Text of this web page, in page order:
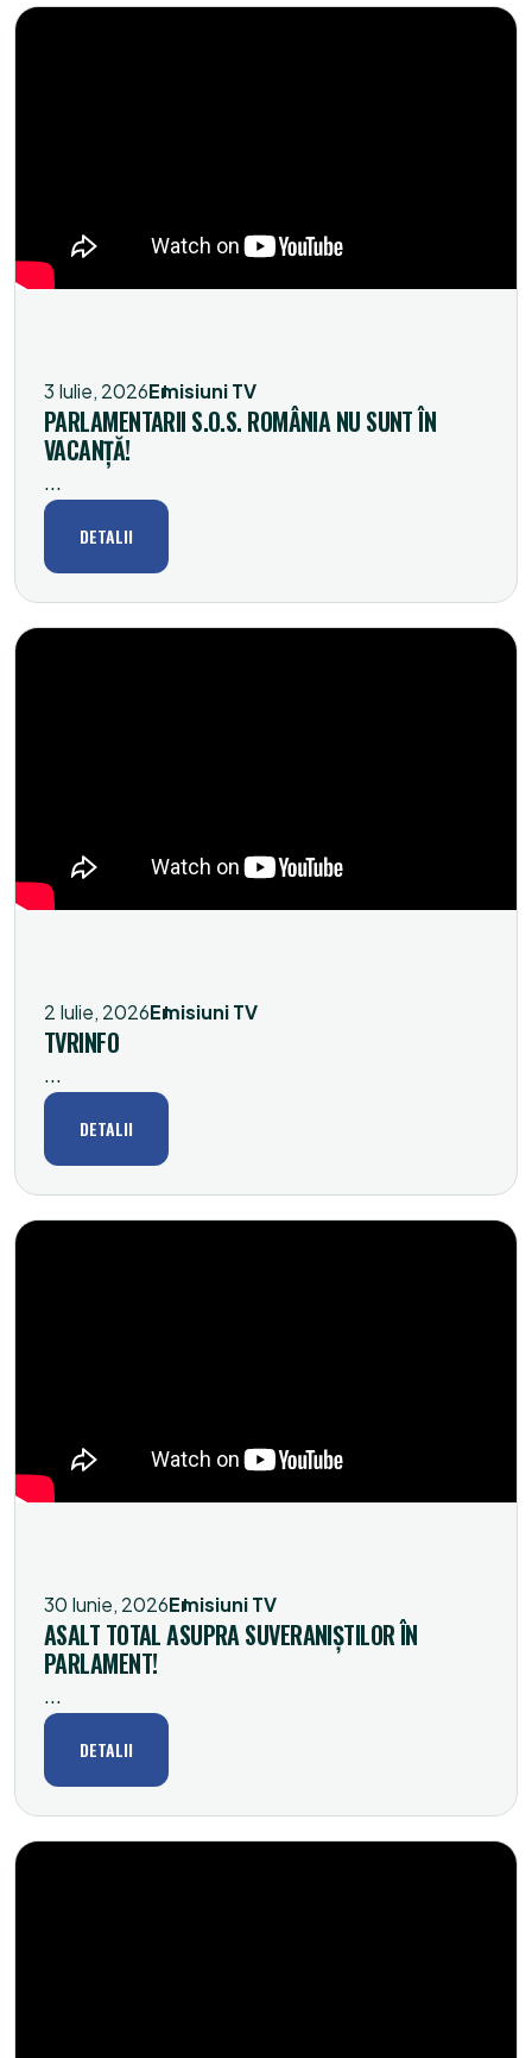
3 Iulie, 2026Emisiuni TV
PARLAMENTARII S.O.S. ROMÂNIA NU SUNT ÎN
VACANȚĂ!
...
DETALII
2 Iulie, 2026Emisiuni TV
TVRINFO
...
DETALII
30 Iunie, 2026Emisiuni TV
ASALT TOTAL ASUPRA SUVERANIȘTILOR ÎN
PARLAMENT!
...
DETALII